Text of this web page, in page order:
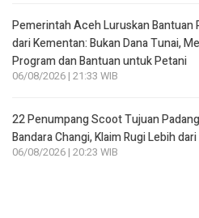
Pemerintah Aceh Luruskan Bantuan
dari Kementan: Bukan Dana Tunai,
Program dan Bantuan untuk Petani
06/08/2026 | 21:33 WIB
22 Penumpang Scoot Tujuan
Bandara Changi, Klaim Rugi Lebih
06/08/2026 | 20:23 WIB